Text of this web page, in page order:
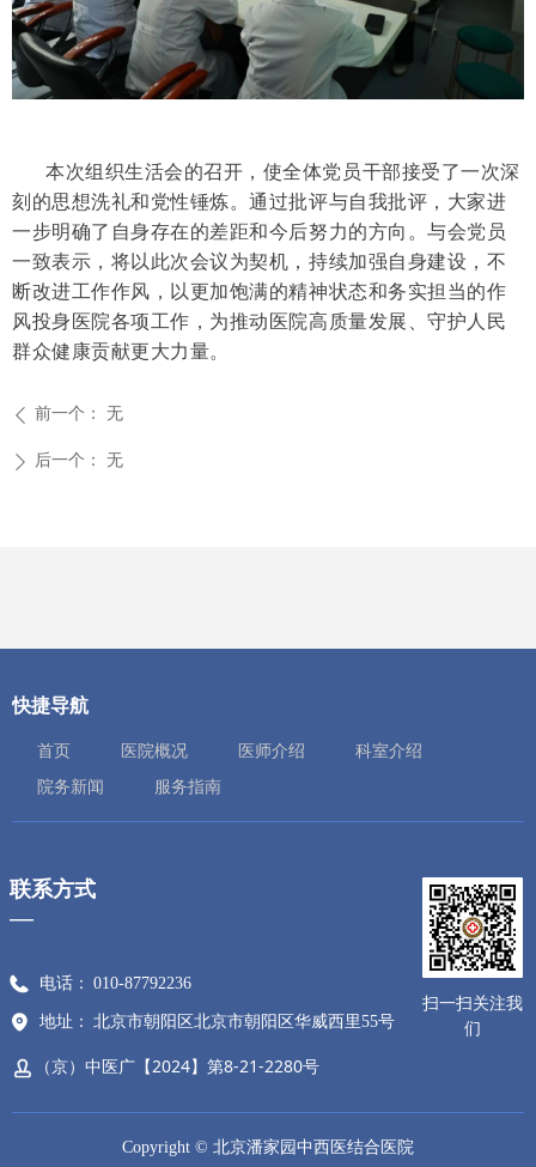
本次组织生活会的召开，使全体党员干部接受了一次深
刻的思想洗礼和党性锤炼。通过批评与自我批评，大家进
一步明确了自身存在的差距和今后努力的方向。与会党员
一致表示，将以此次会议为契机，持续加强自身建设，不
断改进工作作风，以更加饱满的精神状态和务实担当的作
风投身医院各项工作，为推动医院高质量发展、守护人民
群众健康贡献更大力量。
ꄴ 前一个： 无
ꄲ 后一个： 无
快捷导航
首页 医院概况 医师介绍
科室介绍
院务新闻
服务指南
Copyright © 北京潘家园中西医结合医院
联系方式
—
扫一扫关注我
们
电话： 010-87792236
地址： 北京市朝阳区北京市朝阳区华威西里55号
（京）中医广【2024】第8-21-2280号